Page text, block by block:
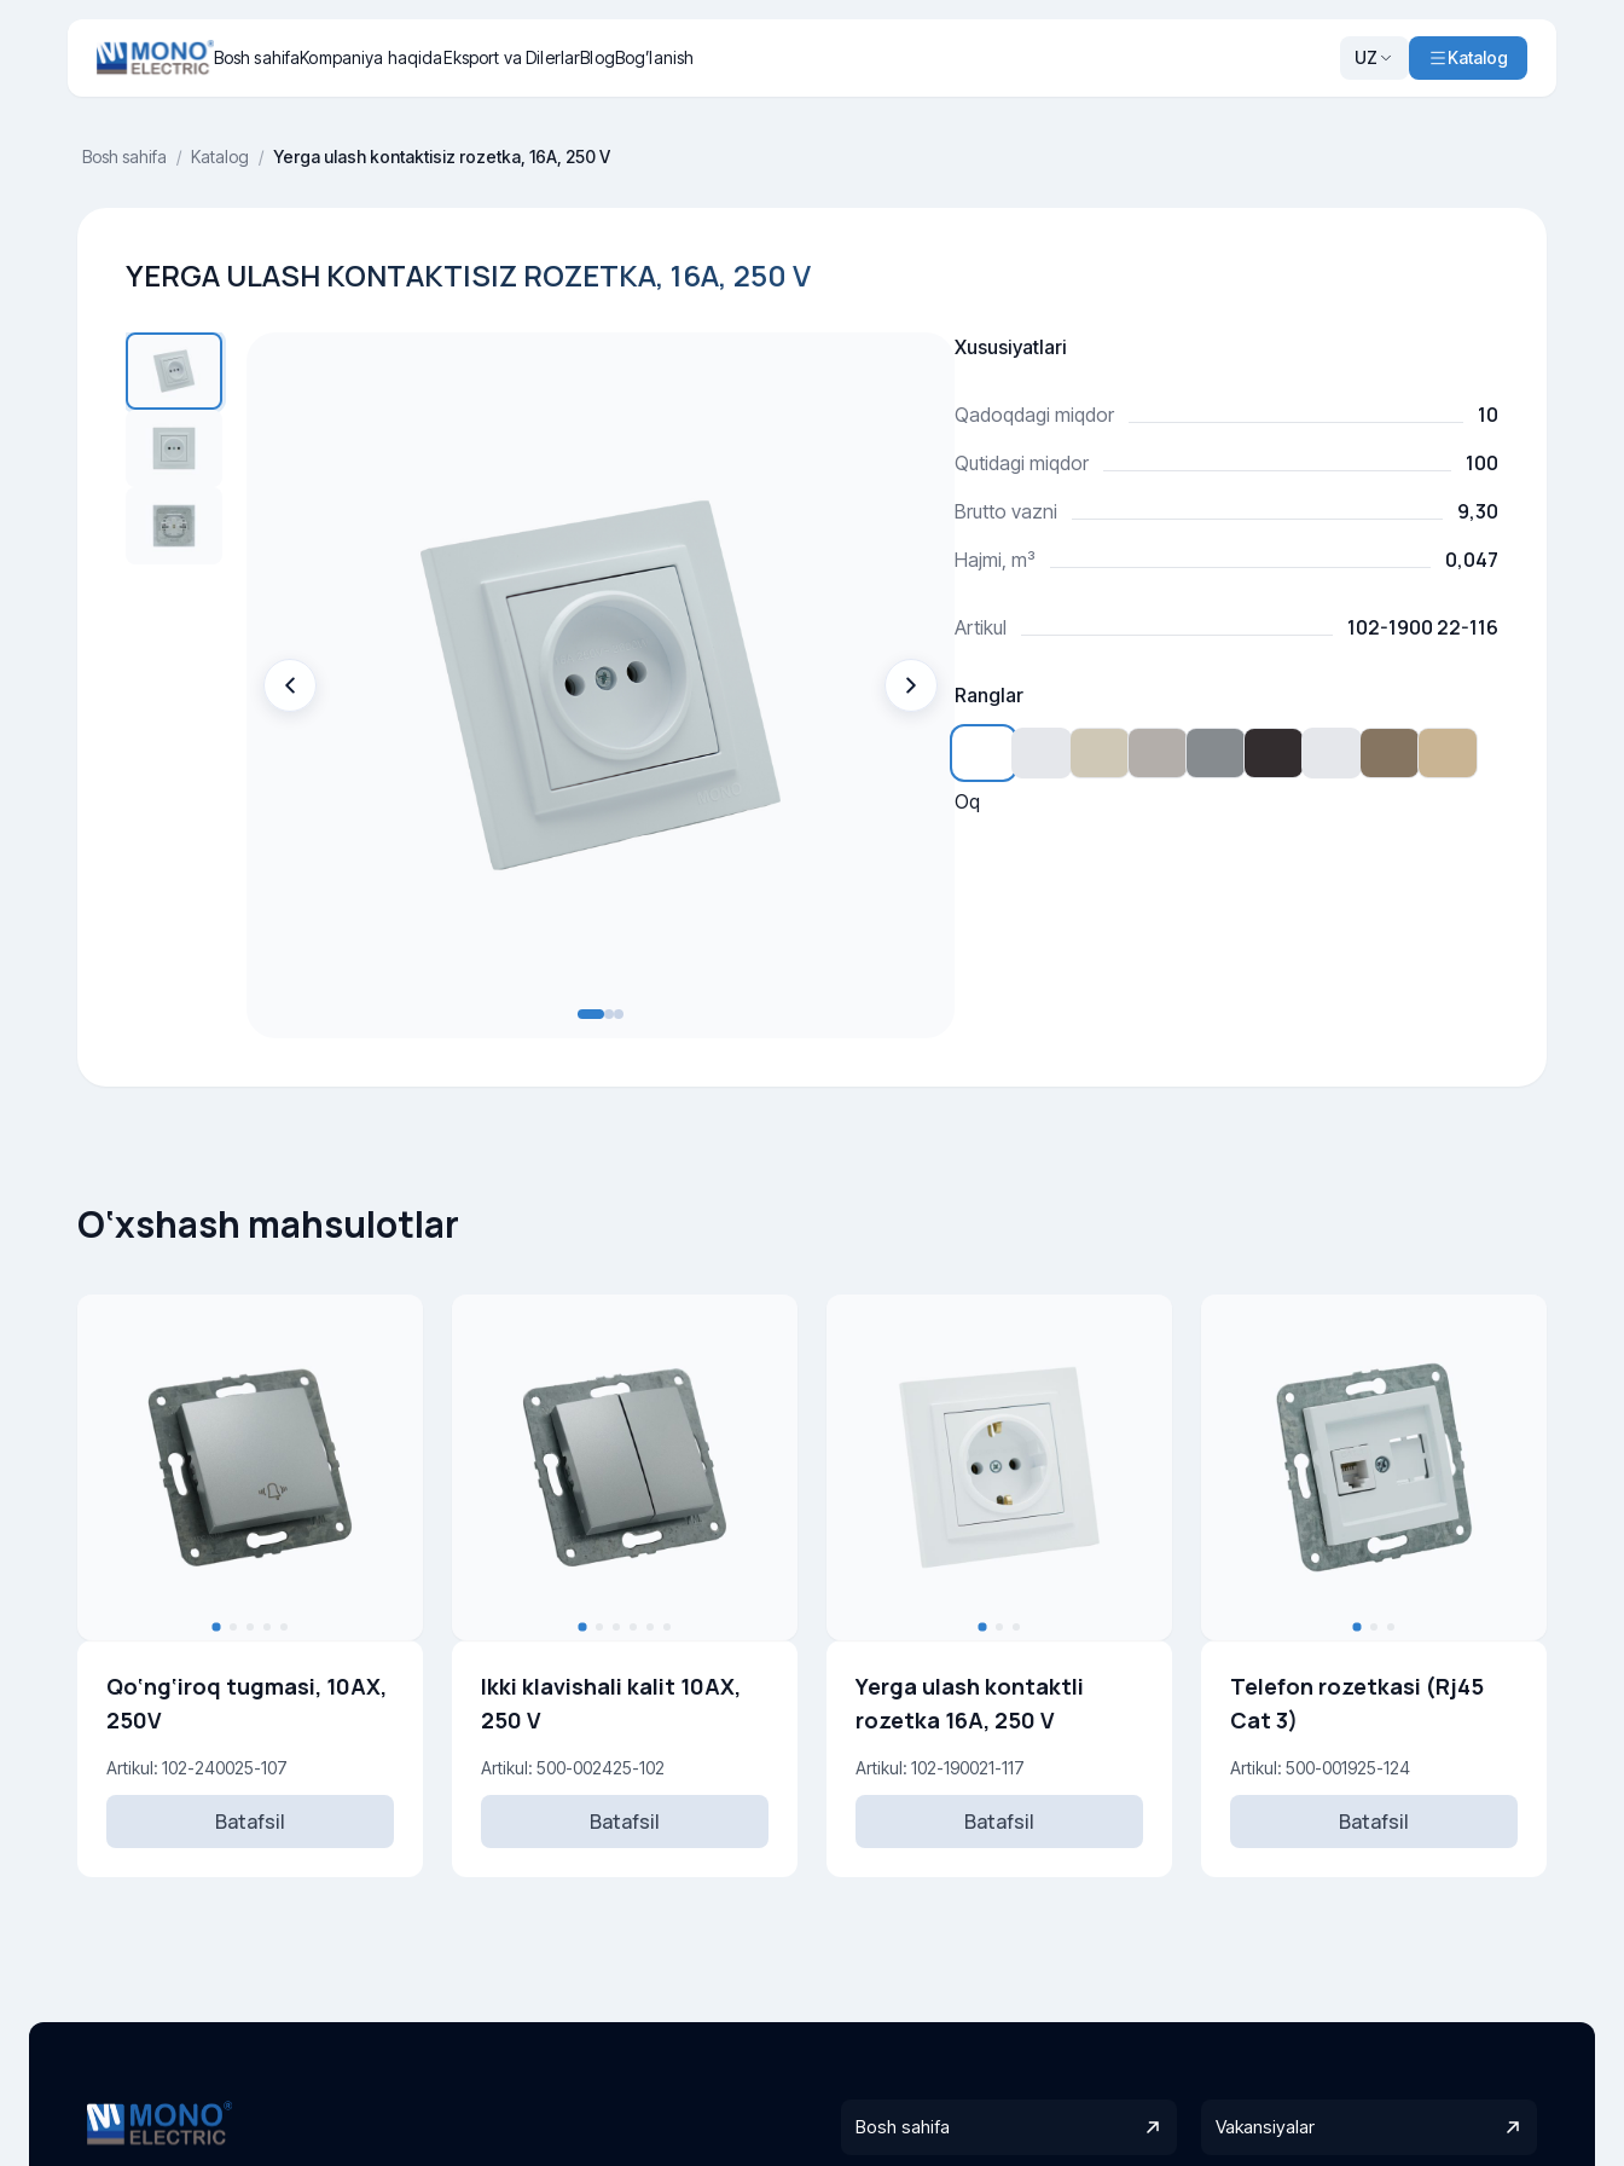
Bosh sahifaKompaniya haqidaEksport va DilerlarBlogBog’lanish UZ Katalog
Bosh sahifa / Katalog / Yerga ulash kontaktisiz rozetka, 16A, 250 V
YERGA ULASH KONTAKTISIZ ROZETKA, 16A, 250 V
Xususiyatlari
Qadoqdagi miqdor 10
Qutidagi miqdor 100
Brutto vazni 9,30
Hajmi, m³ 0,047
Artikul 102-1900 22-116
Ranglar
Oq
O‘xshash mahsulotlar
Qo‘ng‘iroq tugmasi, 10AX,
250V
Artikul: 102-240025-107
Batafsil
Ikki klavishali kalit 10AX,
250 V
Artikul: 500-002425-102
Batafsil
Yerga ulash kontaktli
rozetka 16A, 250 V
Artikul: 102-190021-117
Batafsil
Telefon rozetkasi (Rj45
Cat 3)
Artikul: 500-001925-124
Batafsil
Bosh sahifa Vakansiyalar